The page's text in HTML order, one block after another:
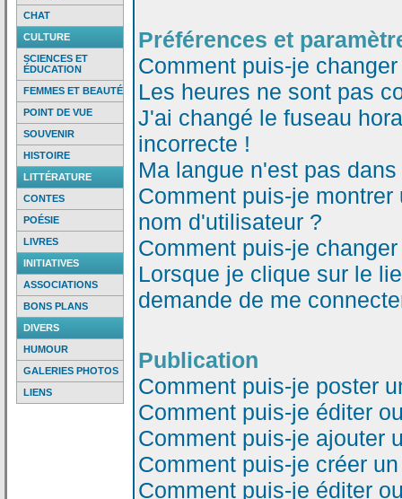
CHAT
CULTURE
SCIENCES ET
ÉDUCATION
FEMMES ET BEAUTÉ
POINT DE VUE
SOUVENIR
HISTOIRE
LITTÉRATURE
CONTES
POÉSIE
LIVRES
INITIATIVES
ASSOCIATIONS
BONS PLANS
DIVERS
HUMOUR
GALERIES PHOTOS
LIENS
Préférences et
Comment puis-je
Les heures ne sont pas
J'ai changé le fuseau
incorrecte !
Ma langue n'est pas
Comment puis-je
nom d'utilisateur ?
Comment puis-je
Lorsque je clique sur le
demande de me
Publication
Comment puis-je poster
Comment puis-je éditer
Comment puis-je ajouter
Comment puis-je créer
Comment puis-je éditer